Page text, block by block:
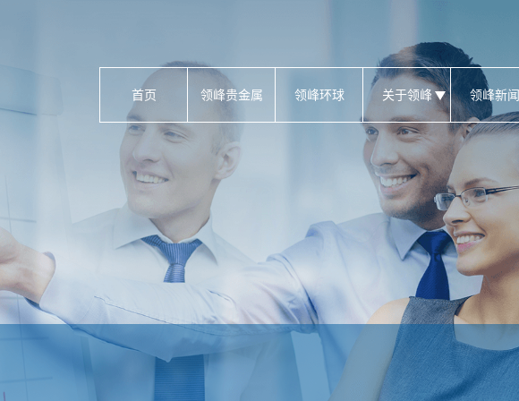
首页 领峰贵金属 领峰环球 关于领峰 领峰新闻